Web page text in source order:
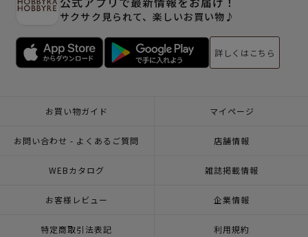
サクサク見られて、楽しいお買い物♪
詳しくはこちら
お買い物ガイド マイページ
お問い合わせ - よくあるご質問 店舗情報
WEBカタログ 雑誌掲載情報
お客様レビュー 企業情報
特定商取引法表記 利用規約